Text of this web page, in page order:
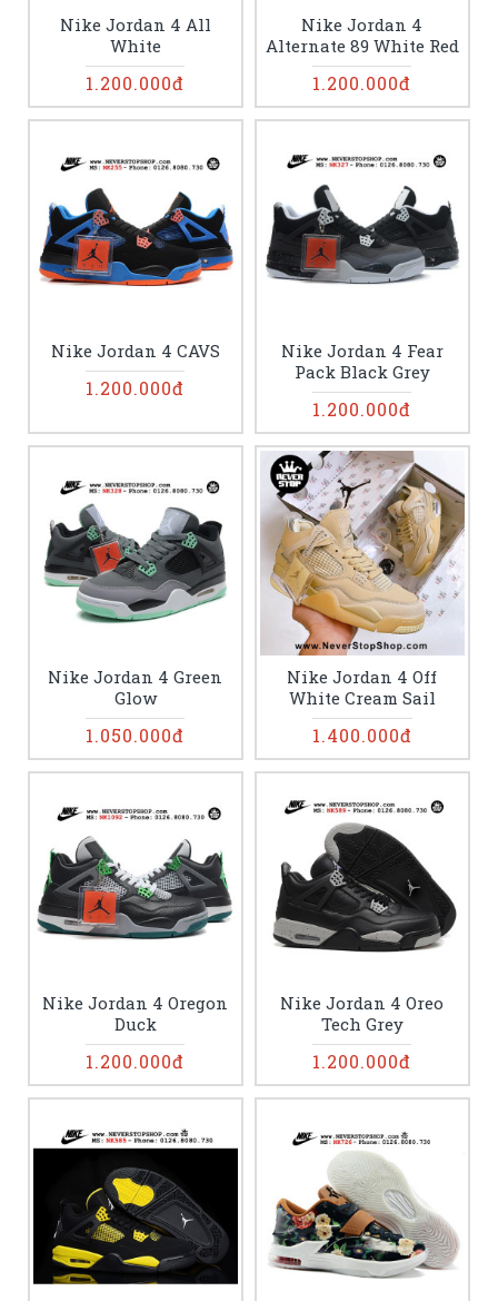
Nike Jordan 4 All
White
1.200.000đ
Nike Jordan 4
Alternate 89 White Red
1.200.000đ
Nike Jordan 4 CAVS
1.200.000đ
Nike Jordan 4 Fear
Pack Black Grey
1.200.000đ
Nike Jordan 4 Green
Glow
1.050.000đ
Nike Jordan 4 Off
White Cream Sail
1.400.000đ
Nike Jordan 4 Oregon
Duck
1.200.000đ
Nike Jordan 4 Oreo
Tech Grey
1.200.000đ